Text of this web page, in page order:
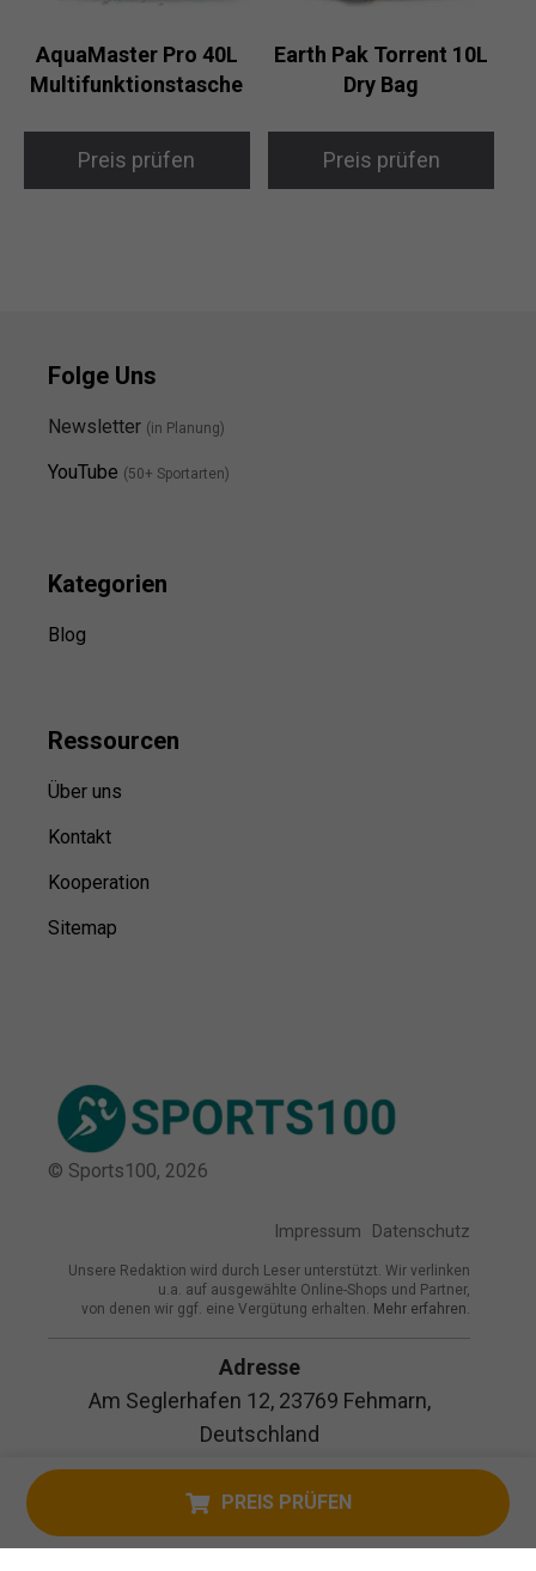
AquaMaster Pro 40L
Multifunktionstasche
Preis prüfen
Earth Pak Torrent 10L
Dry Bag
Preis prüfen
PREIS PRÜFEN
Folge Uns
Newsletter (in Planung)
YouTube (50+ Sportarten)
Kategorien
Blog
Ressourcen
Über uns
Kontakt
Kooperation
Sitemap
© Sports100, 2026
Impressum Datenschutz
Unsere Redaktion wird durch Leser unterstützt. Wir verlinken
u.a. auf ausgewählte Online-Shops und Partner,
von denen wir ggf. eine Vergütung erhalten. Mehr erfahren.
Adresse
Am Seglerhafen 12, 23769 Fehmarn,
Deutschland